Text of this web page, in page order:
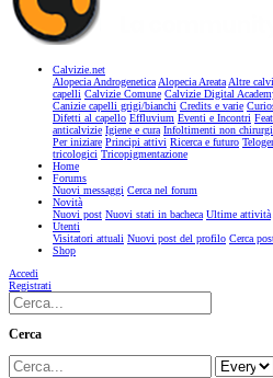
Calvizie.net
Alopecia AndrogeneticaAlopecia AreataAltre
capelli Calvizie Comune Calvizie Digital
Canizie capelli grigi/bianchi Credits e varie
Difetti al capello Effluvium Eventi e Incontri
anticalvizie Igiene e cura Infoltimenti non
Per iniziare Principi attivi Ricerca e futuro
tricologici Tricopigmentazione
Home
Forums
Nuovi messaggi Cerca nel forum
Novità
Nuovi post Nuovi stati in bacheca Ultime attività
Utenti
Visitatori attuali Nuovi post del profilo Cerca
Shop
Accedi
Registrati
Cerca